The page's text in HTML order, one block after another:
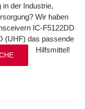
in der Industrie,
Wir haben
IC-F5122DD
(UHF) das passende
Hilfsmittel!